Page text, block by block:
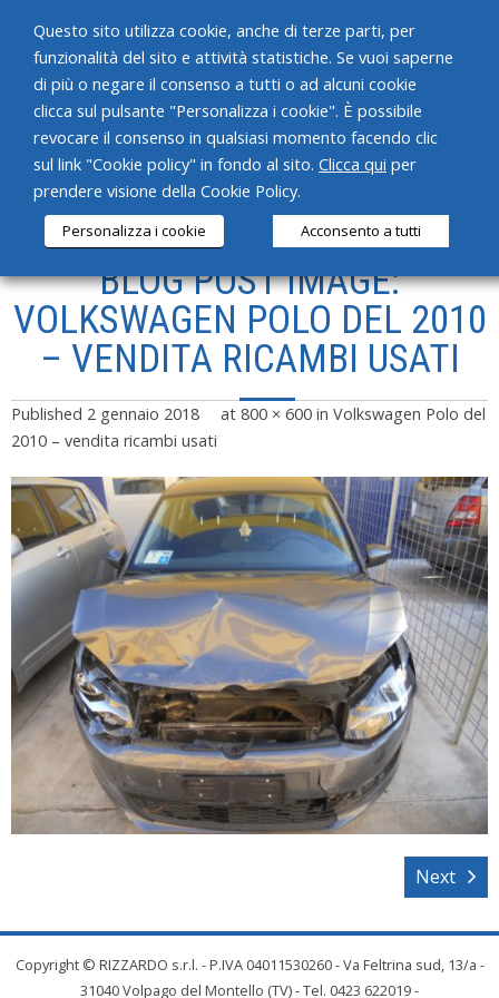
HOME
CHI SIAMO
SERVIZI
PRODOTTI
NEWS
CONTATTI
BLOG POST IMAGE:
VOLKSWAGEN POLO DEL 2010
– VENDITA RICAMBI USATI
Published 2 gennaio 2018 at 800 × 600 in Volkswagen Polo del
2010 – vendita ricambi usati
Next
Copyright © RIZZARDO s.r.l. - P.IVA 04011530260 - Va Feltrina sud, 13/a -
31040 Volpago del Montello (TV) - Tel. 0423 622019 -
Questo sito utilizza cookie, anche di terze parti, per
funzionalità del sito e attività statistiche. Se vuoi saperne
di più o negare il consenso a tutti o ad alcuni cookie
clicca sul pulsante "Personalizza i cookie". È possibile
revocare il consenso in qualsiasi momento facendo clic
sul link "Cookie policy" in fondo al sito. Clicca qui per
prendere visione della Cookie Policy.
Personalizza i cookie Acconsento a tutti